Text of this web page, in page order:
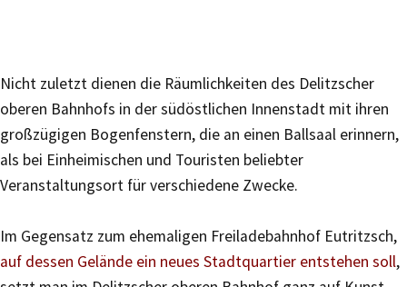
Nicht zuletzt dienen die Räumlichkeiten des Delitzscher
oberen Bahnhofs in der südöstlichen Innenstadt mit ihren
großzügigen Bogenfenstern, die an einen Ballsaal erinnern,
als bei Einheimischen und Touristen beliebter
Veranstaltungsort für verschiedene Zwecke.
Im Gegensatz zum ehemaligen Freiladebahnhof Eutritzsch,
auf dessen Gelände ein neues Stadtquartier entstehen soll,